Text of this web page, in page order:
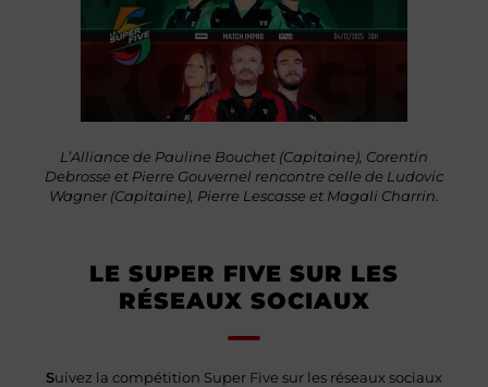
L’Alliance de Pauline Bouchet (Capitaine), Corentin
Debrosse et Pierre Gouvernel rencontre celle de Ludovic
Wagner (Capitaine), Pierre Lescasse et Magali Charrin.
LE SUPER FIVE SUR LES
RÉSEAUX SOCIAUX
Suivez la compétition Super Five sur les réseaux sociaux